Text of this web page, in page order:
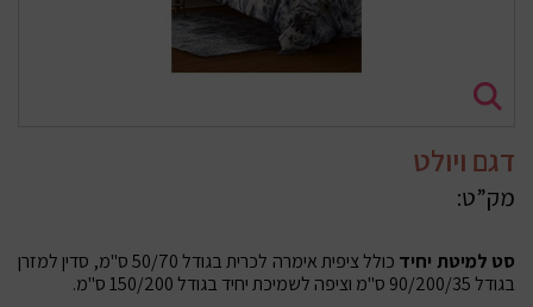
דגם ויולט
מק”ט:
סט למיטת יחיד
כולל ציפית אימרה לכרית בגודל 50/70 ס"מ, סדין למזרן
בגודל 90/200/35 ס"מ וציפה לשמיכת יחיד בגודל 150/200 ס"מ.